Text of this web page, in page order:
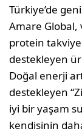
Türkiye’de
Amare
protein
destekleyen
Doğal enerji
destekleyen
iyi bir yaşam
kendisinin